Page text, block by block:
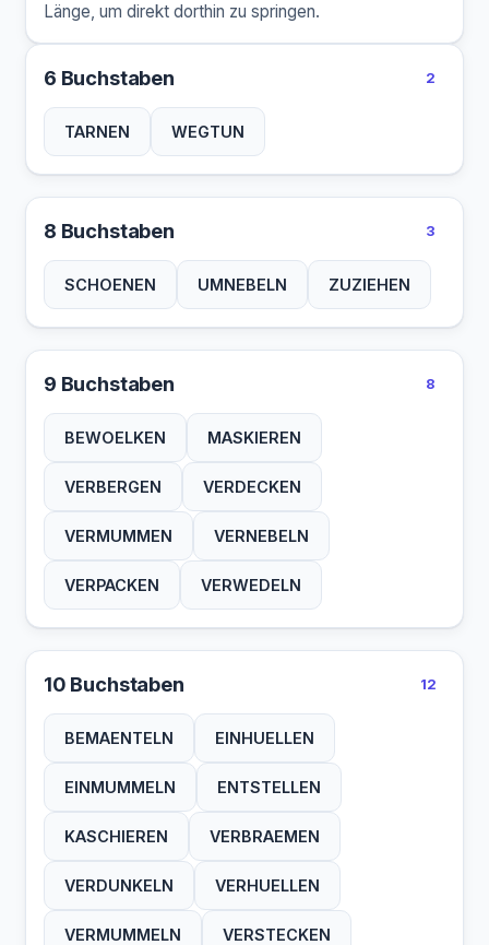
Länge, um direkt dorthin zu springen.
6 Buchstaben 2
TARNEN WEGTUN
8 Buchstaben 3
SCHOENEN UMNEBELN ZUZIEHEN
9 Buchstaben 8
BEWOELKEN MASKIEREN
VERBERGEN VERDECKEN
VERMUMMEN VERNEBELN
VERPACKEN VERWEDELN
10 Buchstaben 12
BEMAENTELN EINHUELLEN
EINMUMMELN ENTSTELLEN
KASCHIEREN VERBRAEMEN
VERDUNKELN VERHUELLEN
VERMUMMELN VERSTECKEN